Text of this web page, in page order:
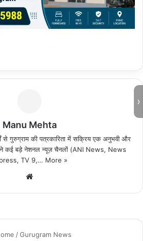
Manu Mehta
से गुरुग्राम की पत्रकारिता में सक्रिय एक अनुभवी और
कई बड़े नेशनल न्यूज़ चैनलों (ANI News, News
TV 9,… More »
›